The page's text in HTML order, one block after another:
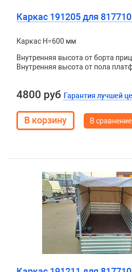
Каркас 191205 для
Каркас H=600 мм
Внутренняя высота от борта
Внутренняя высота от пола
4800 руб Гарантия лучшей
В сравнение